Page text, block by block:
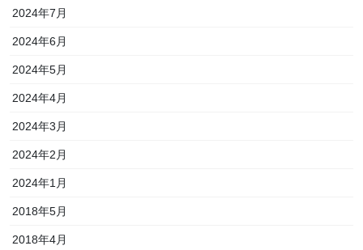
2024年7月
2024年6月
2024年5月
2024年4月
2024年3月
2024年2月
2024年1月
2018年5月
2018年4月